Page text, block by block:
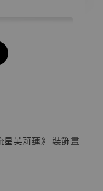
星芙莉蓮》 裝飾畫